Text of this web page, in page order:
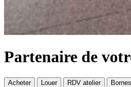
Partenaire de
Acheter Louer RDV atelier